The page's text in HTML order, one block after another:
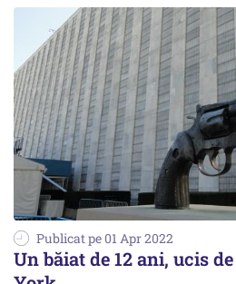
Publicat pe 01 Apr 2022
Un băiat de 12 ani, ucis